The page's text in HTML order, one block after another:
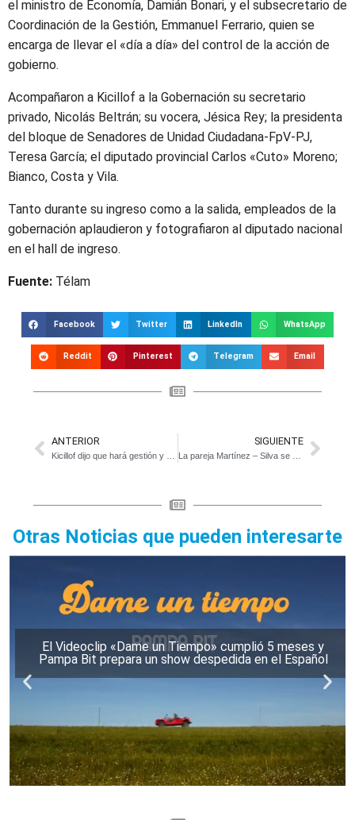
el ministro de Economía, Damián Bonari, y el subsecretario de
Coordinación de la Gestión, Emmanuel Ferrario, quien se
encarga de llevar el «día a día» del control de la acción de
gobierno.
Acompañaron a Kicillof a la Gobernación su secretario
privado, Nicolás Beltrán; su vocera, Jésica Rey; la presidenta
del bloque de Senadores de Unidad Ciudadana-FpV-PJ,
Teresa García; el diputado provincial Carlos «Cuto» Moreno;
Bianco, Costa y Vila.
Tanto durante su ingreso como a la salida, empleados de la
gobernación aplaudieron y fotografiaron al diputado nacional
en el hall de ingreso.
Fuente: Télam
Facebook Twitter LinkedIn WhatsApp
Reddit Pinterest Telegram Email
ANTERIOR SIGUIENTE
Otras Noticias que pueden interesarte
El Videoclip «Dame un Tiempo» cumplió 5 meses y
Pampa Bit prepara un show despedida en el Español